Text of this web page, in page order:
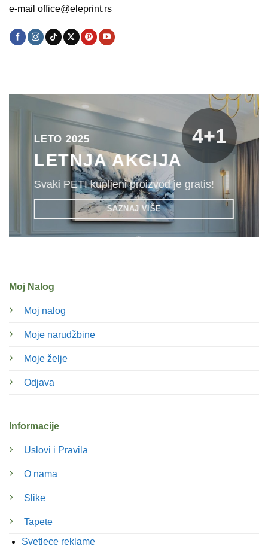
e-mail office@eleprint.rs
Moj Nalog
Moj nalog
Moje narudžbine
Moje želje
Odjava
Informacije
Uslovi i Pravila
O nama
Slike
Tapete
Svetlece reklame
LETO 2025
LETNJA AKCIJA
Svaki PETI kupljeni proizvod je gratis!
SAZNAJ VIŠE
4+1